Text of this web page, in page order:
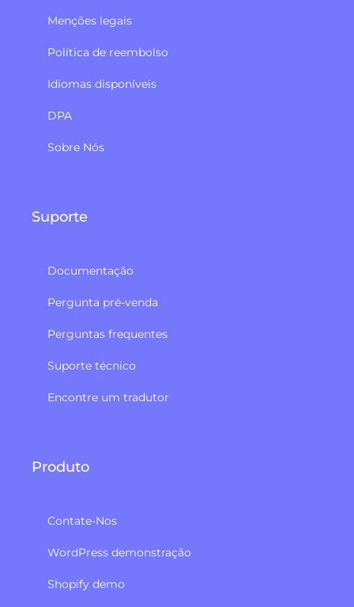
Menções legais
Política de reembolso​
Idiomas disponíveis
DPA
Sobre Nós
Suporte
Documentação
Pergunta pré-venda
Perguntas frequentes
Suporte técnico
Encontre um tradutor
Produto
Contate-Nos
WordPress demonstração
Shopify demo